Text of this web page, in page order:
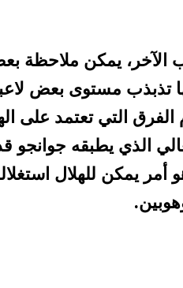
الآخر، يمكن ملاحظة
تذبذب مستوى بعض
التي تعتمد على
الذي يطبقه
يمكن للهلال